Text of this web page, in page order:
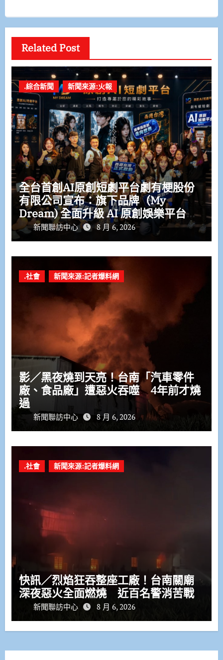
Related Post
.綜合新聞 新聞來源:火報
全台首創AI原創短劇平台劇有梗股份
有限公司宣布：旗下品牌（My
Dream) 全面升級 AI 原創娛樂平台
打造 AI IP 娛樂生態系 布局全球娛樂
科技新市場
新聞聯訪中心 8 月 6, 2026
.社會 新聞來源:記者爆料網
影／黑夜燒到天亮！台南「汽車零件
廠、食品廠」遭惡火吞噬 4年前才燒
過
新聞聯訪中心 8 月 6, 2026
.社會 新聞來源:記者爆料網
快訊／烈焰狂吞整座工廠！台南關廟
深夜惡火全面燃燒 近百名警消苦戰
新聞聯訪中心 8 月 6, 2026